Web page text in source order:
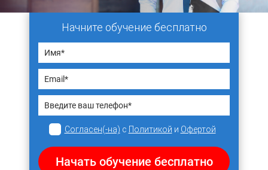
Начните обучение бесплатно
Согласен(-на) с Политикой и Офертой
Начать обучение бесплатно